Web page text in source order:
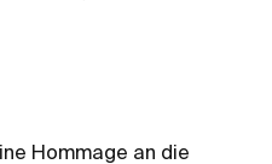
Hommage an die